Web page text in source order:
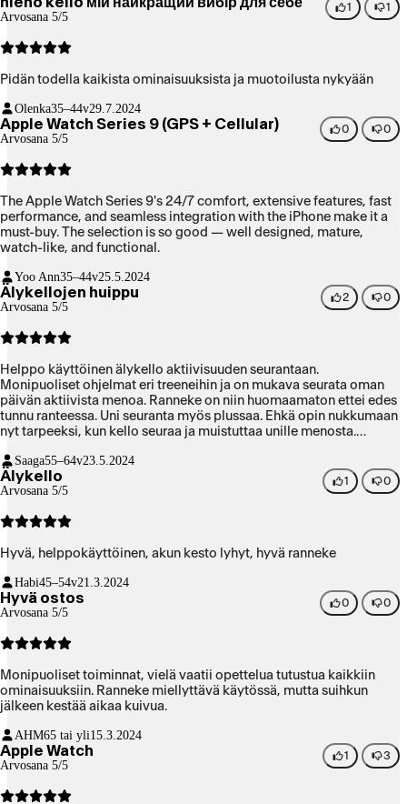
Arvosana 5/5
1 1
Pidän todella kaikista ominaisuuksista ja muotoilusta nykyään
Olenka35–44v29.7.2024
Apple Watch Series 9 (GPS + Cellular)
Arvosana 5/5
0 0
The Apple Watch Series 9's 24/7 comfort, extensive features, fast
performance, and seamless integration with the iPhone make it a
must-buy. The selection is so good — well designed, mature,
watch-like, and functional.
Yoo Ann35–44v25.5.2024
Älykellojen huippu
Arvosana 5/5
2 0
Helppo käyttöinen älykello aktiivisuuden seurantaan.
Monipuoliset ohjelmat eri treeneihin ja on mukava seurata oman
päivän aktiivista menoa. Ranneke on niin huomaamaton ettei edes
tunnu ranteessa. Uni seuranta myös plussaa. Ehkä opin nukkumaan
nyt tarpeeksi, kun kello seuraa ja muistuttaa unille menosta.
Saaga55–64v23.5.2024
Älykello
Arvosana 5/5
1 0
Hyvä, helppokäyttöinen, akun kesto lyhyt, hyvä ranneke
Habi45–54v21.3.2024
Hyvä ostos
Arvosana 5/5
0 0
Monipuoliset toiminnat, vielä vaatii opettelua tutustua kaikkiin
ominaisuuksiin. Ranneke miellyttävä käytössä, mutta suihkun
jälkeen kestää aikaa kuivua.
AHM65 tai yli15.3.2024
Apple Watch
Arvosana 5/5
1 3